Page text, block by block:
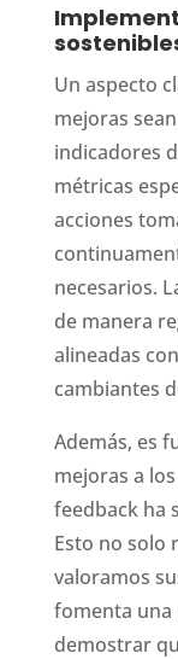
Un aspecto
mejoras
indicadores
métricas
acciones
necesarios.
de manera
alineadas
cambiantes
Además, es
mejoras a
feedback ha
Esto no solo
valoramos
fomenta una
demostrar